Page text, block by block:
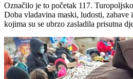
Označilo je to početak 117.
Doba vladavina maski, ludosti,
kojima su se ubrzo zasladila prisutna